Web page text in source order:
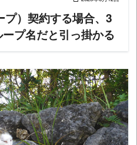
）契約する場合、3
プ名だと引っ掛かる
MORE